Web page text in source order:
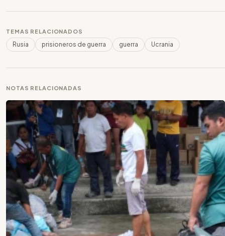
TEMAS RELACIONADOS
Rusia prisioneros de guerra guerra Ucrania
NOTAS RELACIONADAS